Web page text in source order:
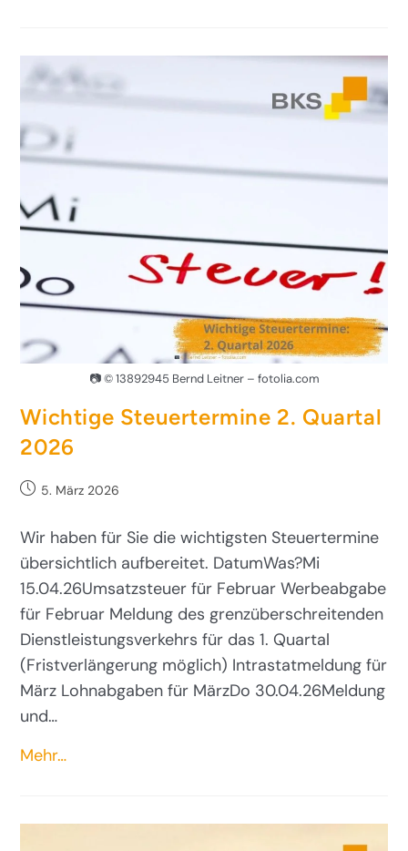
📷 © 13892945 Bernd Leitner – fotolia.com
Wichtige Steuertermine 2. Quartal
2026
5. März 2026
Wir haben für Sie die wichtigsten Steuertermine
übersichtlich aufbereitet. DatumWas?Mi
15.04.26Umsatzsteuer für Februar Werbeabgabe
für Februar Meldung des grenzüberschreitenden
Dienstleistungsverkehrs für das 1. Quartal
(Fristverlängerung möglich) Intrastatmeldung für
März Lohnabgaben für MärzDo 30.04.26Meldung
und…
Mehr…